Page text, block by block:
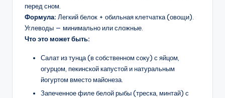
перед сном.
Формула: Легкий белок + обильная клетчатка (овощи).
Углеводы — минимально или сложные.
Что это может быть:
Салат из тунца (в собственном соку) с яйцом,
огурцом, пекинской капустой и натуральным
йогуртом вместо майонеза.
Запеченное филе белой рыбы (треска, минтай) с